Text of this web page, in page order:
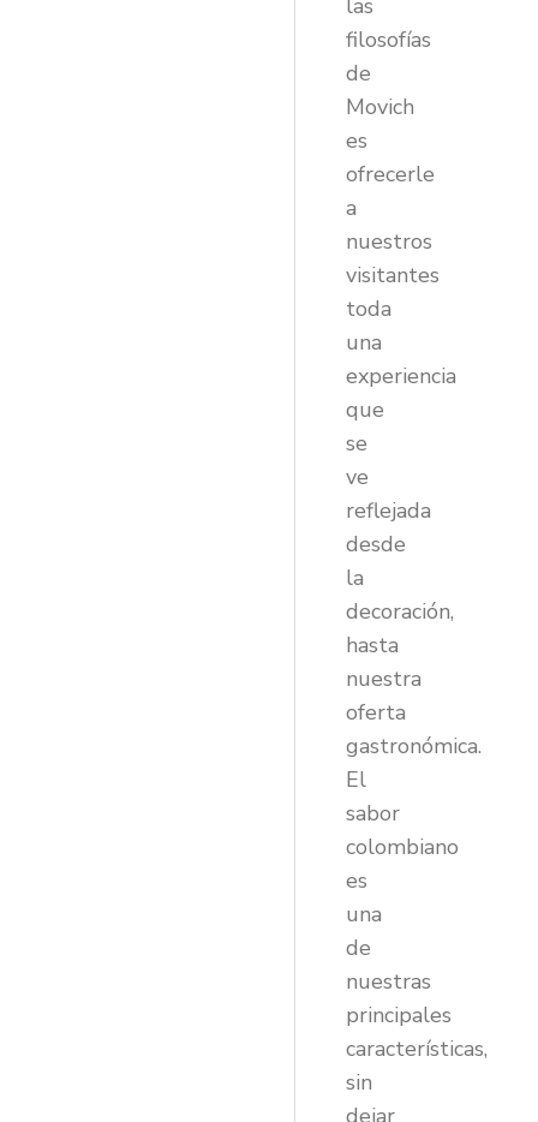
las
filosofías
de
Movich
es
ofrecerle
a
nuestros
visitantes
toda
una
experiencia
que
se
ve
reflejada
desde
la
decoración,
hasta
nuestra
oferta
gastronómica.
El
sabor
colombiano
es
una
de
nuestras
principales
características,
sin
dejar